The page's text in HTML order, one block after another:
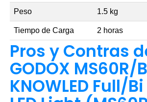
Peso 1.5 kg
Tiempo de Carga 2 horas
Pros y Contras
GODOX MS60R/
KNOWLED Full/